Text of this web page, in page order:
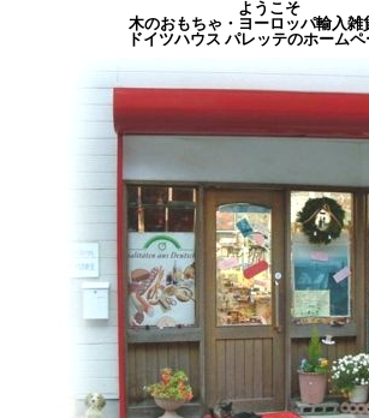
ようこそ
木のおもちゃ・ヨーロッパ輸入雑
ドイツハウス パレッテのホーム